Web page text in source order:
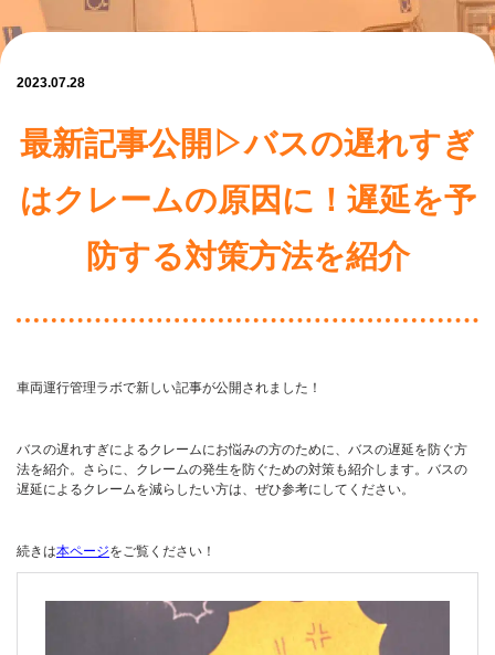
2023.07.28
最新記事公開▷バスの遅れすぎ
はクレームの原因に！遅延を予
防する対策方法を紹介
車両運行管理ラボで新しい記事が公開されました！
バスの遅れすぎによるクレームにお悩みの方のために、バスの遅延を防ぐ方
法を紹介。さらに、クレームの発生を防ぐための対策も紹介します。バスの
遅延によるクレームを減らしたい方は、ぜひ参考にしてください。
続きは本ページをご覧ください！